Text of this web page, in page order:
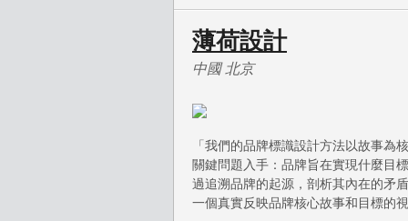
薄荷設計
中國 北京
「我們的品牌標識設計方法以故事為
關鍵問題入手：品牌旨在實現什麼目
過追溯品牌的起源，剖析其內在的矛
一個真實反映品牌核心故事和目標的